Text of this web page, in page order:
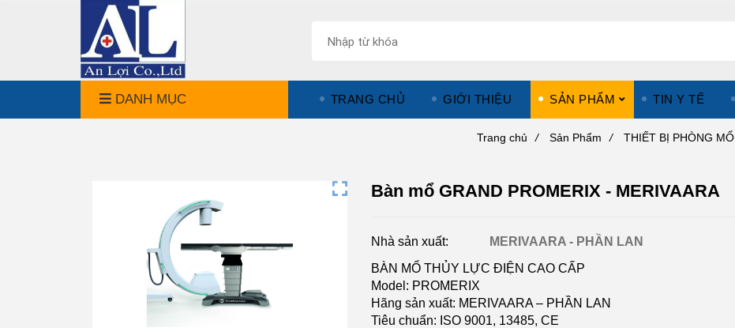
DANH MỤC TRANG CHỦ GIỚI THIỆU SẢN PHẨM TIN Y TẾ
Trang chủ / Sản Phẩm / THIẾT BỊ PHÒNG MỔ
Bàn mổ GRAND PROMERIX - MERIVAARA
Nhà sản xuất:
MERIVAARA - PHẦN LAN
BÀN MỔ THỦY LỰC ĐIỆN CAO CẤP
Model: PROMERIX
Hãng sản xuất: MERIVAARA – PHẦN LAN
Tiêu chuẩn: ISO 9001, 13485, CE